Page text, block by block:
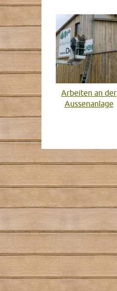
Arbeiten an der
Aussenanlage